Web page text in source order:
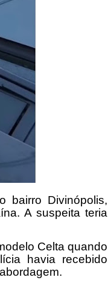
bairro Divinópolis,
A suspeita teria
Celta quando
havia recebido